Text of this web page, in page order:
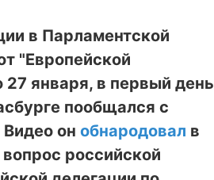
в Парламентской
"Европейской
января, в первый день
пообщался с
он обнародовал в
российской